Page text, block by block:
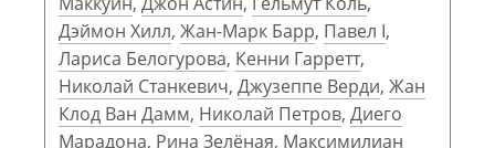
Дэймон Хилл, Жан-Марк Барр, Павел I,
Лариса Белогурова, Кенни Гарретт,
Николай Станкевич, Джузеппе Верди, Жан
Клод Ван Дамм, Николай Петров, Диего
Марадона, Рина Зелёная, Максимилиан